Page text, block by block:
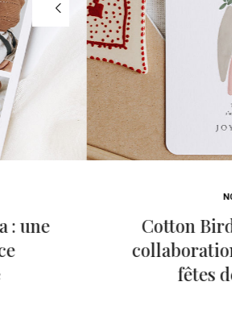
NOËL &
Cotton Bird x
collaboration
fêtes de fin